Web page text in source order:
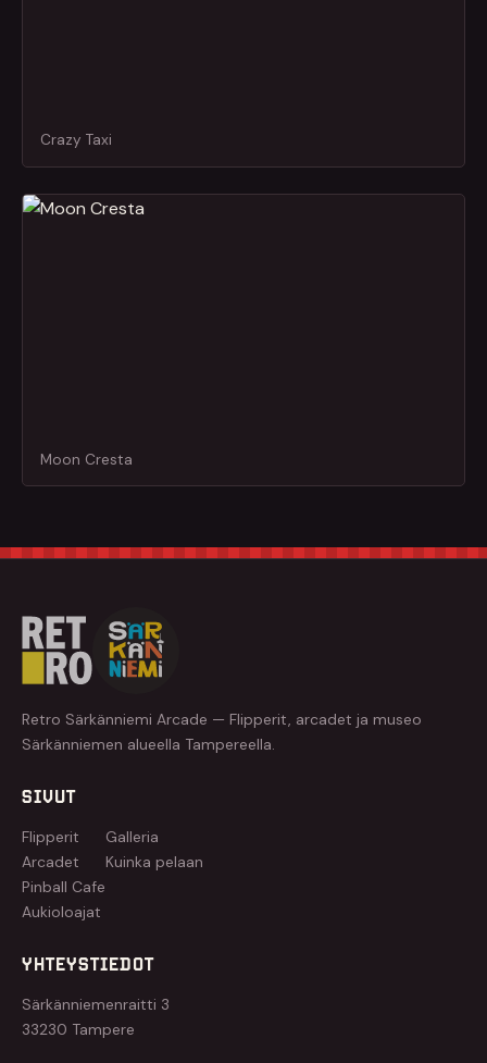
Crazy Taxi
Moon Cresta
Retro Särkänniemi Arcade — Flipperit, arcadet ja museo
Särkänniemen alueella Tampereella.
SIVUT
Flipperit
Arcadet
Pinball Cafe
Aukioloajat
Galleria
Kuinka pelaan
YHTEYSTIEDOT
Särkänniemenraitti 3
33230 Tampere